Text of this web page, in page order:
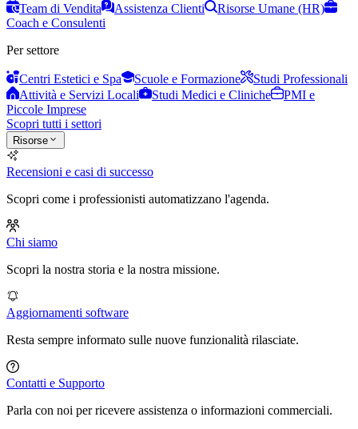
Team di Vendita Assistenza Clienti
Risorse Umane (HR)
Coach e Consulenti
Per settore
Centri Estetici e Spa Scuole e Formazione
Studi Professionali
Attività e Servizi Locali
Studi Medici e Cliniche
PMI e
Piccole Imprese
Scopri tutti i settori
Risorse
Recensioni e casi di successo
Scopri come i professionisti automatizzano l'agenda.
Chi siamo
Scopri la nostra storia e la nostra missione.
Aggiornamenti software
Resta sempre informato sulle nuove funzionalità rilasciate.
Contatti e Supporto
Parla con noi per ricevere assistenza o informazioni commerciali.